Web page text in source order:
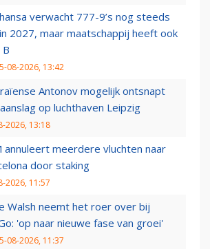
verwacht 777-9’s nog steeds
2027, maar maatschappij heeft ook
B
08-2026, 13:42
Antonov mogelijk ontsnapt
op luchthaven Leipzig
2026, 13:18
annuleert meerdere vluchten naar
door staking
2026, 11:57
Walsh neemt het roer over bij
'op naar nieuwe fase van groei'
08-2026, 11:37